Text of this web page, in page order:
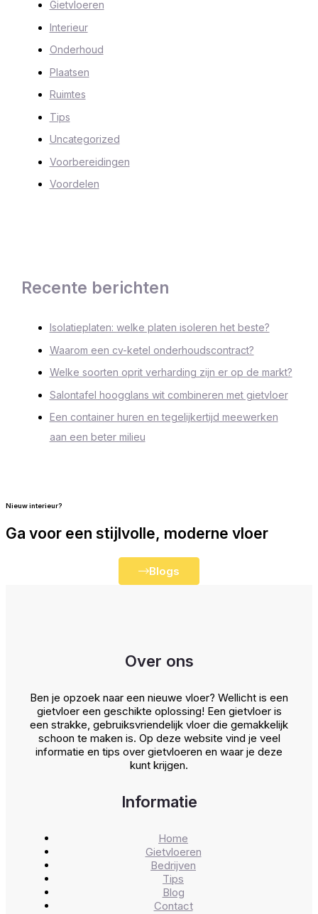
Gietvloeren
Interieur
Onderhoud
Plaatsen
Ruimtes
Tips
Uncategorized
Voorbereidingen
Voordelen
Recente berichten
Isolatieplaten: welke platen isoleren het beste?
Waarom een cv-ketel onderhoudscontract?
Welke soorten oprit verharding zijn er op de markt?
Salontafel hoogglans wit combineren met gietvloer
Een container huren en tegelijkertijd meewerken
aan een beter milieu
Nieuw interieur?
Ga voor een stijlvolle, moderne vloer
Blogs
Over ons
Ben je opzoek naar een nieuwe vloer? Wellicht is een
gietvloer een geschikte oplossing! Een gietvloer is
een strakke, gebruiksvriendelijk vloer die gemakkelijk
schoon te maken is. Op deze website vind je veel
informatie en tips over gietvloeren en waar je deze
kunt krijgen.
Informatie
Home
Gietvloeren
Bedrijven
Tips
Blog
Contact